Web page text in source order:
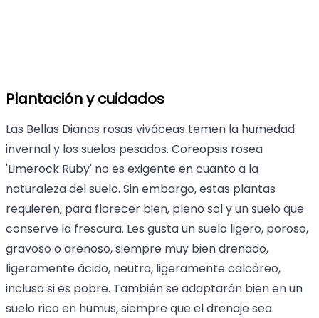
Plantación y cuidados
Las Bellas Dianas rosas viváceas temen la humedad
invernal y los suelos pesados. Coreopsis rosea
'Limerock Ruby' no es exigente en cuanto a la
naturaleza del suelo. Sin embargo, estas plantas
requieren, para florecer bien, pleno sol y un suelo que
conserve la frescura. Les gusta un suelo ligero, poroso,
gravoso o arenoso, siempre muy bien drenado,
ligeramente ácido, neutro, ligeramente calcáreo,
incluso si es pobre. También se adaptarán bien en un
suelo rico en humus, siempre que el drenaje sea